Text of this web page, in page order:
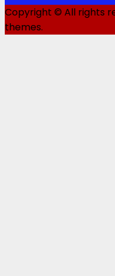
Copyright © All rights
themes.